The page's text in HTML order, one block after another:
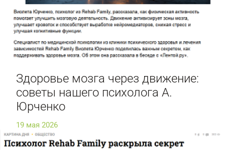
Здоровье мозга через движение:
советы нашего психолога А.
Юрченко
19 мая 2026